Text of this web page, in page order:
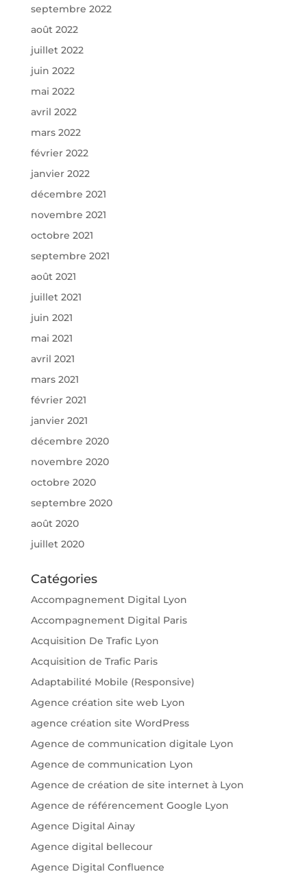
septembre 2022
août 2022
juillet 2022
juin 2022
mai 2022
avril 2022
mars 2022
février 2022
janvier 2022
décembre 2021
novembre 2021
octobre 2021
septembre 2021
août 2021
juillet 2021
juin 2021
mai 2021
avril 2021
mars 2021
février 2021
janvier 2021
décembre 2020
novembre 2020
octobre 2020
septembre 2020
août 2020
juillet 2020
Catégories
Accompagnement Digital Lyon
Accompagnement Digital Paris
Acquisition De Trafic Lyon
Acquisition de Trafic Paris
Adaptabilité Mobile (Responsive)
Agence création site web Lyon
agence création site WordPress
Agence de communication digitale Lyon
Agence de communication Lyon
Agence de création de site internet à Lyon
Agence de référencement Google Lyon
Agence Digital Ainay
Agence digital bellecour
Agence Digital Confluence